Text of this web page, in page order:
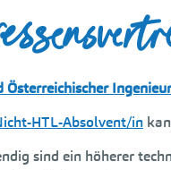
Österreichischer
HTL-Absolvent/in
sind ein höherer